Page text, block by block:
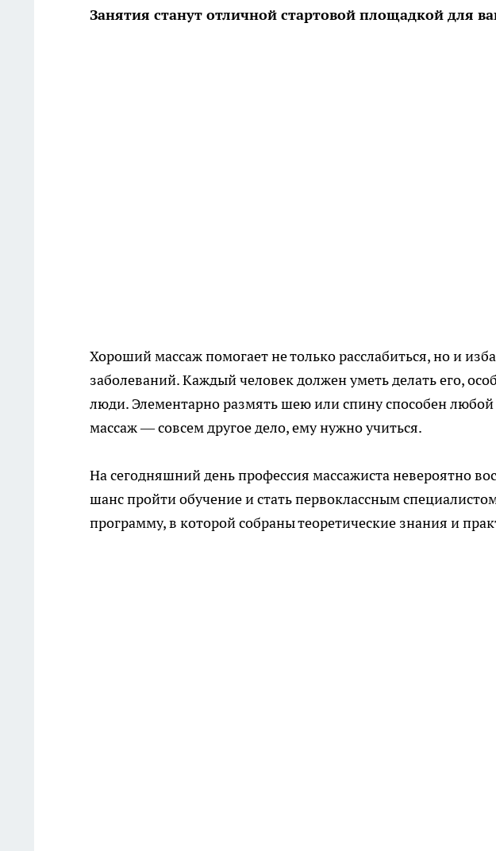
Занятия станут отличной стартовой площадкой для
Хороший массаж помогает не только расслабиться, но и
заболеваний. Каждый человек должен уметь делать его,
люди. Элементарно размять шею или спину способен
массаж — совсем другое дело, ему нужно учиться.
На сегодняшний день профессия массажиста невероятно
шанс пройти обучение и стать первоклассным
программу, в которой собраны теоретические знания и